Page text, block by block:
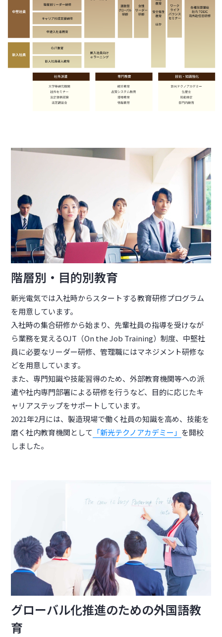
階層別・目的別教育
新光電気では入社時からスタートする教育研修プログラム
を用意しています。
入社時の集合研修から始まり、先輩社員の指導を受けなが
ら業務を覚えるOJT（On the Job Training）制度、中堅社
員に必要なリーダー研修、管理職にはマネジメント研修な
どを用意しています。
また、専門知識や技能習得のため、外部教育機関等への派
遣や社内専門部署による研修を行うなど、目的に応じたキ
ャリアステップをサポートしています。
2021年2月には、製造現場で働く社員の知識を高め、技能を
磨く社内教育機関として 「新光テクノアカデミー」 を開校
しました。
グローバル化推進のための外国語教
育